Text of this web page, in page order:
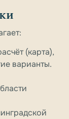
(карта),
варианты.